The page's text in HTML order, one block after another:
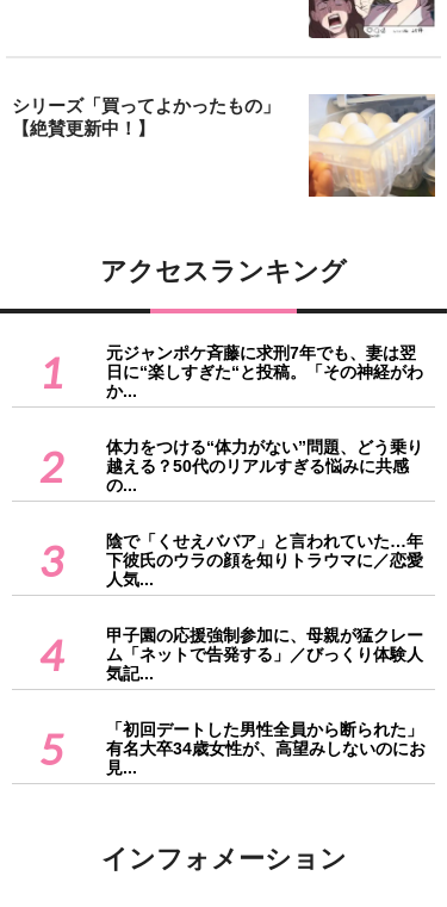
シリーズ「買ってよかったもの」
【絶賛更新中！】
アクセスランキング
1
元ジャンポケ斉藤に求刑7年でも、妻は翌
日に“楽しすぎた“と投稿。「その神経がわ
か...
2
体力をつける“体力がない”問題、どう乗り
越える？50代のリアルすぎる悩みに共感
の...
3
陰で「くせえババア」と言われていた…年
下彼氏のウラの顔を知りトラウマに／恋愛
人気...
4
甲子園の応援強制参加に、母親が猛クレー
ム「ネットで告発する」／びっくり体験人
気記...
5
「初回デートした男性全員から断られた」
有名大卒34歳女性が、高望みしないのにお
見...
インフォメーション